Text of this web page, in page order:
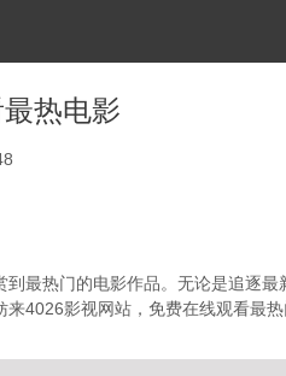
热电影
最热门的电影作品。无论是追逐最
4026影视网站，免费在线观看最